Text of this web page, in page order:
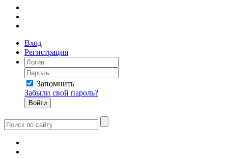
Вход
Регистрация
Запомнить
Забыли свой пароль?